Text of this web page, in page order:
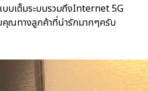
บเต็มระบบรวมถึงInternet 5G
ณทางลูกค้าที่น่ารักมากๆครับ